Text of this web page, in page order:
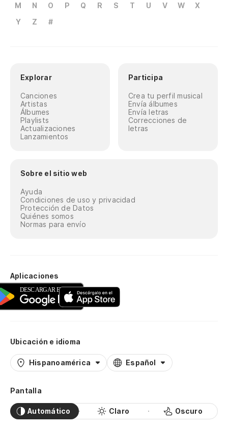
M
N O P Q R S T U V W
X
Y
Z #
Explorar
Canciones
Artistas
Álbumes
Playlists
Actualizaciones
Lanzamientos
Participa
Crea tu perfil musical
Envía álbumes
Envía letras
Correcciones de
letras
Sobre el sitio web
Ayuda
Condiciones de uso y privacidad
Protección de Datos
Quiénes somos
Normas para envío
Aplicaciones
Ubicación e idioma
Hispanoamérica Español
Pantalla
Automático Claro Oscuro